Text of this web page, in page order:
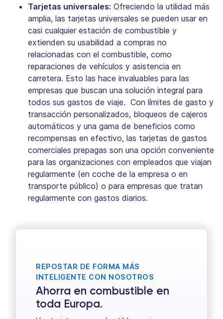
Tarjetas universales: Ofreciendo la utilidad más
amplia, las tarjetas universales se pueden usar en
casi cualquier estación de combustible y
extienden su usabilidad a compras no
relacionadas con el combustible, como
reparaciones de vehículos y asistencia en
carretera. Esto las hace invaluables para las
empresas que buscan una solución integral para
todos sus gastos de viaje. Con límites de gasto y
transacción personalizados, bloqueos de cajeros
automáticos y una gama de beneficios como
recompensas en efectivo, las tarjetas de gastos
comerciales prepagas son una opción conveniente
para las organizaciones con empleados que viajan
regularmente (en coche de la empresa o en
transporte público) o para empresas que tratan
regularmente con gastos diarios.
REPOSTAR DE FORMA MÁS
INTELIGENTE CON NOSOTROS
Ahorra en combustible en
toda Europa.